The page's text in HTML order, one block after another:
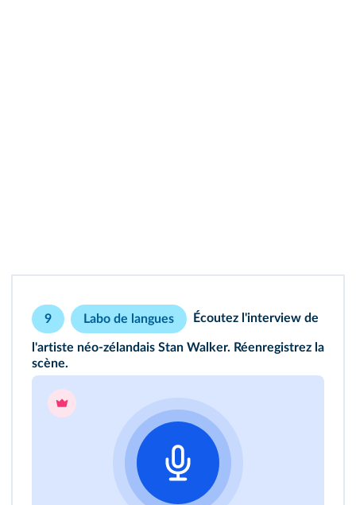
9 Labo de langues Écoutez l'interview de
l'artiste néo-zélandais Stan Walker. Réenregistrez la
scène.